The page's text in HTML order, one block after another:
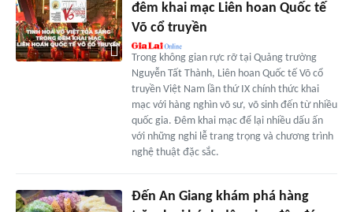
đêm khai mạc Liên hoan Quốc tế
Võ cổ truyền
Trong không gian rực rỡ tại Quảng trường
Nguyễn Tất Thành, Liên hoan Quốc tế Võ cổ
truyền Việt Nam lần thứ IX chính thức khai
mạc với hàng nghìn võ sư, võ sinh đến từ nhiều
quốc gia. Đêm khai mạc để lại nhiều dấu ấn
với những nghi lễ trang trọng và chương trình
nghệ thuật đặc sắc.
Đến An Giang khám phá hàng